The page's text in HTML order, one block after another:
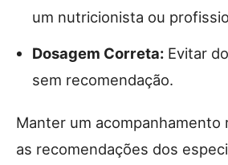
um nutricionista ou
Dosagem Correta: Evitar
sem recomendação.
Manter um acompanhamento
as recomendações dos